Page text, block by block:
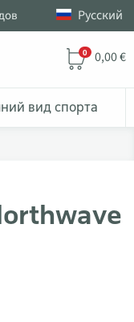
Pусский
0 0,00 €
вид спорта